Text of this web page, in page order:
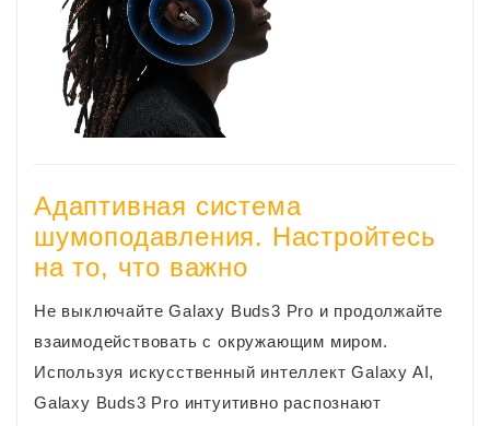
Адаптивная система
шумоподавления. Настройтесь
на то, что важно
Не выключайте Galaxy Buds3 Pro и продолжайте
взаимодействовать с окружающим миром.
Используя искусственный интеллект Galaxy AI,
Galaxy Buds3 Pro интуитивно распознают